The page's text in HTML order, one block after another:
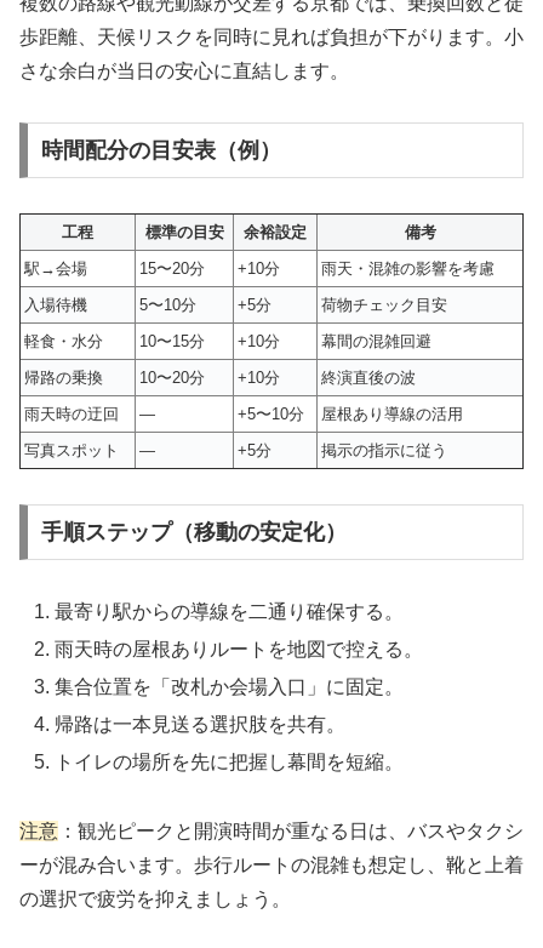
歩距離、天候リスクを同時に見れば負担が下がります。小
さな余白が当日の安心に直結します。
時間配分の目安表（例）
工程 標準の目安 余裕設定
備考
駅→会場
15〜20分 +10分
雨天・混雑の影響を考慮
入場待機
5〜10分 +5分
荷物チェック目安
軽食・水分
10〜15分 +10分
幕間の混雑回避
帰路の乗換
10〜20分 +10分
終演直後の波
雨天時の迂回
— +5〜10分
屋根あり導線の活用
写真スポット
— +5分 掲示の指示に従う
手順ステップ（移動の安定化）
最寄り駅からの導線を二通り確保する。
雨天時の屋根ありルートを地図で控える。
集合位置を「改札か会場入口」に固定。
帰路は一本見送る選択肢を共有。
トイレの場所を先に把握し幕間を短縮。
注意 ：観光ピークと開演時間が重なる日は、バスやタクシ
ーが混み合います。歩行ルートの混雑も想定し、靴と上着
の選択で疲労を抑えましょう。